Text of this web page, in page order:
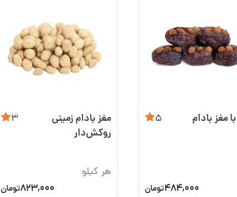
مغز بادام 5
484,000تومان
مغز بادام زمینی
روکش‌دار
3
هر کیلو
823,000تومان